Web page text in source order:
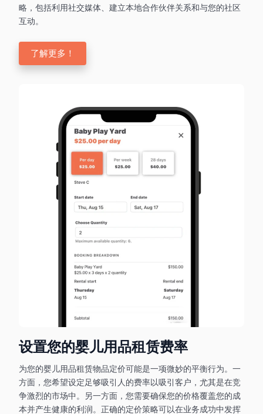
略，包括利用社交媒体、建立本地合作伙伴关系和与您的社区
互动。
了解更多！
设置您的婴儿用品租赁费率
为您的婴儿用品租赁物品定价可能是一项微妙的平衡行为。一
方面，您希望设定足够吸引人的费率以吸引客户，尤其是在竞
争激烈的市场中。另一方面，您需要确保您的价格覆盖您的成
本并产生健康的利润。正确的定价策略可以在业务成功中发挥